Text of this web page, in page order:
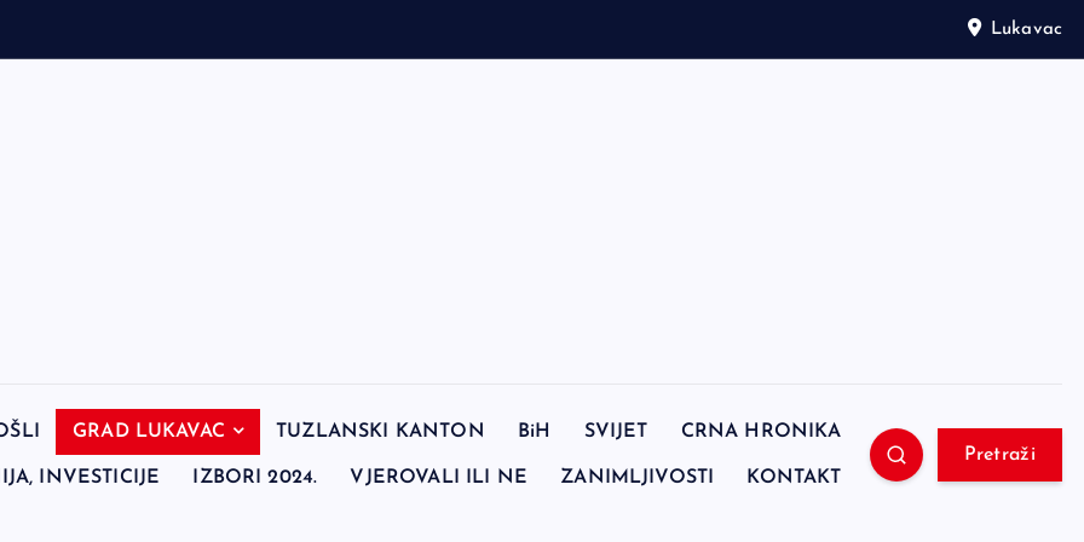
Lukavac
GRAD LUKAVAC TUZLANSKI KANTON BiH SVIJET CRNA HRONIKA
INVESTICIJE IZBORI 2024. VJEROVALI ILI NE ZANIMLJIVOSTI KONTAKT
Pretraži